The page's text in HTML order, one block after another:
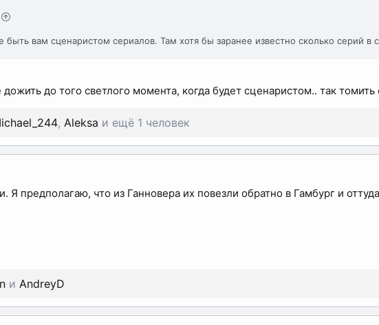
вам сценаристом сериалов. Там хотя бы заранее известно сколько серий в
до того светлого момента, когда будет сценаристом.. так
, Aleksa и ещё 1 человек
Я предполагаю, что из Ганновера их повезли обратно в Гамбург и
и AndreyD